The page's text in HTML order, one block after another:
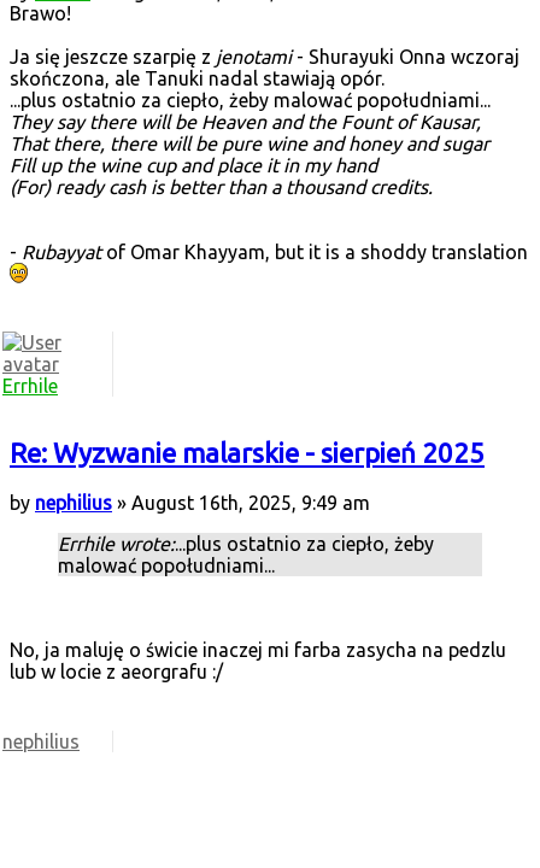
Brawo!
Ja się jeszcze szarpię z jenotami- Shurayuki Onna wczoraj
skończona, ale Tanuki nadal stawiają opór.
...plus ostatnio za ciepło, żeby malować popołudniami...
They say there will be Heaven and the Fount of Kausar,
That there, there will be pure wine and honey and sugar
Fill up the wine cup and place it in my hand
(For) ready cash is better than a thousand credits.
- Rubayyatof Omar Khayyam, but it is a shoddy translation
Errhile
Re: Wyzwanie malarskie - sierpień 2025
by nephilius » August 16th, 2025, 9:49 am
Errhile wrote:...plus ostatnio za ciepło, żeby
malować popołudniami...
No, ja maluję o świcie inaczej mi farba zasycha na pedzlu
lub w locie z aeorgrafu :/
nephilius